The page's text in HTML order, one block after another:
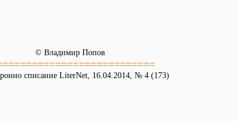
© Владимир Попов
списание LiterNet, 16.04.2014, № 4 (173)